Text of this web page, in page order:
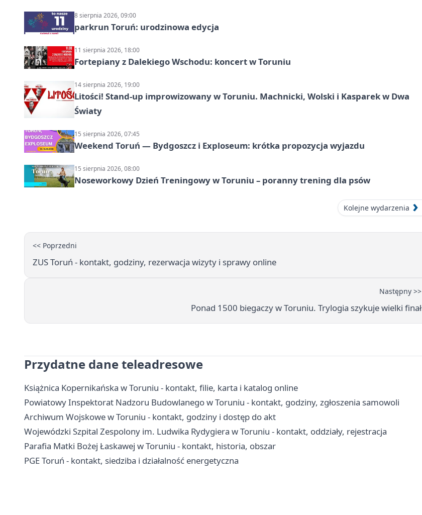
8 sierpnia 2026, 09:00
parkrun Toruń: urodzinowa edycja
11 sierpnia 2026, 18:00
Fortepiany z Dalekiego Wschodu: koncert w Toruniu
14 sierpnia 2026, 19:00
Litości! Stand-up improwizowany w Toruniu. Machnicki, Wolski i Kasparek w Dwa
Światy
15 sierpnia 2026, 07:45
Weekend Toruń — Bydgoszcz i Exploseum: krótka propozycja wyjazdu
15 sierpnia 2026, 08:00
Noseworkowy Dzień Treningowy w Toruniu – poranny trening dla psów
Kolejne wydarzenia
<< Poprzedni
ZUS Toruń - kontakt, godziny, rezerwacja wizyty i sprawy online
Następny >>
Ponad 1500 biegaczy w Toruniu. Trylogia szykuje wielki finał
Przydatne dane teleadresowe
Książnica Kopernikańska w Toruniu - kontakt, filie, karta i katalog online
Powiatowy Inspektorat Nadzoru Budowlanego w Toruniu - kontakt, godziny, zgłoszenia samowoli
Archiwum Wojskowe w Toruniu - kontakt, godziny i dostęp do akt
Wojewódzki Szpital Zespolony im. Ludwika Rydygiera w Toruniu - kontakt, oddziały, rejestracja
Parafia Matki Bożej Łaskawej w Toruniu - kontakt, historia, obszar
PGE Toruń - kontakt, siedziba i działalność energetyczna